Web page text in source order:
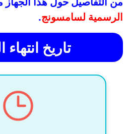
الرسمية لسامسونج.
تاريخ